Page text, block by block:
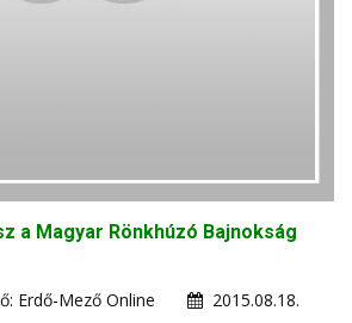
a Magyar Rönkhúzó Bajnokság
Erdő-Mező Online
2015.08.18.